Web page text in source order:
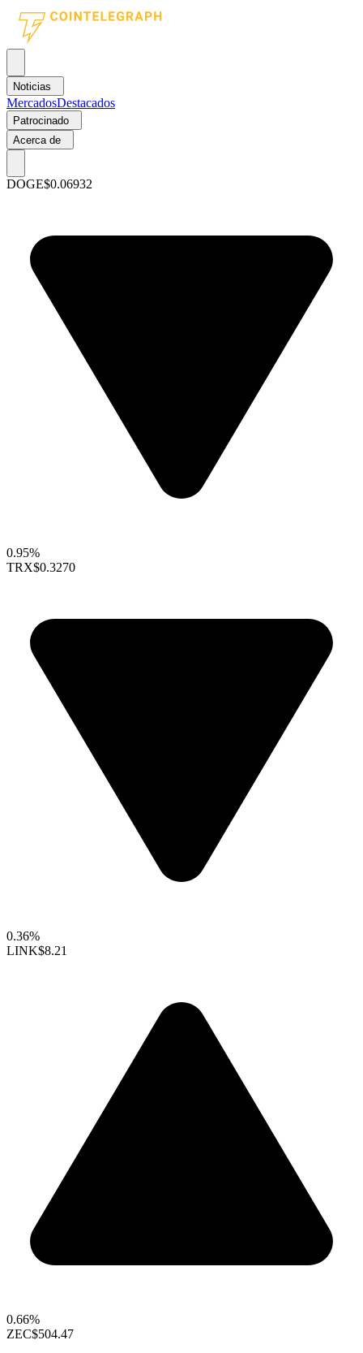
Noticias
MercadosDestacados
Patrocinado
Acerca de
DOGE$0.06932
0.95%
TRX$0.3270
0.36%
LINK$8.21
0.66%
ZEC$504.47